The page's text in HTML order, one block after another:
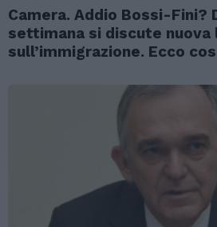
Camera. Addio Bossi-Fini?
settimana si discute nuova
sull’immigrazione. Ecco